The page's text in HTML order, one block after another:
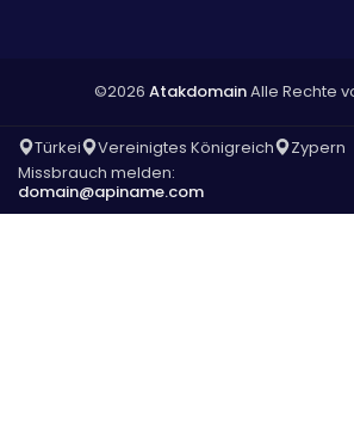
©2026 AtakdomainAlle Rechte
Türkei Vereinigtes Königreich
Zypern
Missbrauch melden:
domain@apiname.com